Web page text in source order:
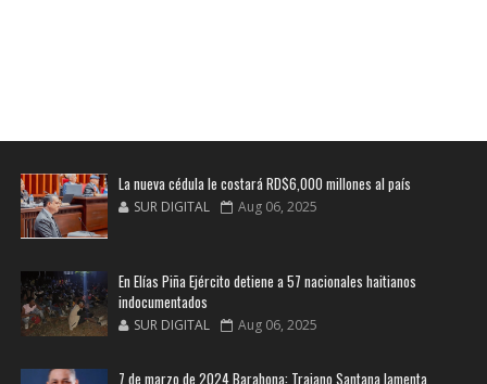
La nueva cédula le costará RD$6,000 millones al país
SUR DIGITAL Aug 06, 2025
En Elías Piña Ejército detiene a 57 nacionales haitianos
indocumentados
SUR DIGITAL Aug 06, 2025
7 de marzo de 2024 Barahona: Trajano Santana lamenta